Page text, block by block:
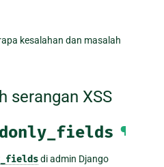
kesalahan dan masalah
serangan XSS
¶
di admin Django